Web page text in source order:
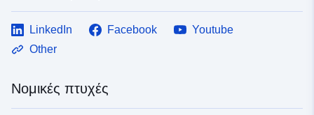
LinkedIn Facebook
Youtube
Other
Νομικές πτυχές